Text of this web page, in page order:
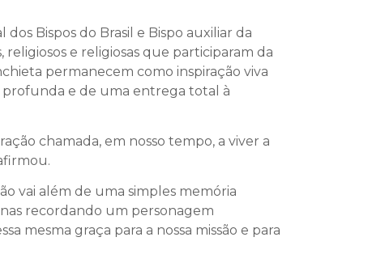
Bispos do Brasil e Bispo auxiliar da
e religiosas que participaram da
permanecem como inspiração viva
profunda e de uma entrega total à
chamada, em nosso tempo, a viver a
vai além de uma simples memória
recordando um personagem
mesma graça para a nossa missão e para